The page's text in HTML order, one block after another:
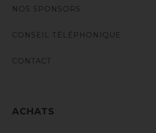
NOS SPONSORS
CONSEIL TÉLÉPHONIQUE
CONTACT
ACHATS